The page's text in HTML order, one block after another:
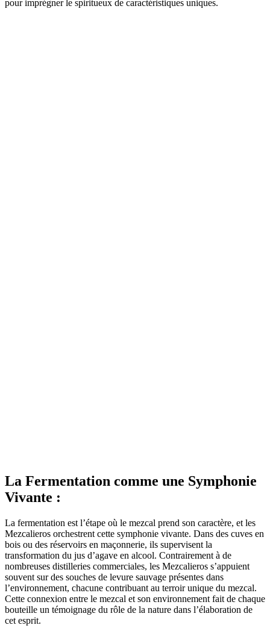
pour imprégner le spiritueux de caractéristiques uniques.
La Fermentation comme une Symphonie
Vivante :
La fermentation est l’étape où le mezcal prend son caractère, et les
Mezcalieros orchestrent cette symphonie vivante. Dans des cuves en
bois ou des réservoirs en maçonnerie, ils supervisent la
transformation du jus d’agave en alcool. Contrairement à de
nombreuses distilleries commerciales, les Mezcalieros s’appuient
souvent sur des souches de levure sauvage présentes dans
l’environnement, chacune contribuant au terroir unique du mezcal.
Cette connexion entre le mezcal et son environnement fait de chaque
bouteille un témoignage du rôle de la nature dans l’élaboration de
cet esprit.